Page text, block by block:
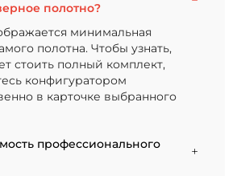
полотно?
минимальная
полотна. Чтобы узнать,
стоить полный комплект,
конфигуратором
в карточке выбранного
профессионального